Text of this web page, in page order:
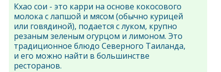
Кхао сои - это карри на основе кокосового
молока с лапшой и мясом (обычно курицей
или говядиной), подается с луком, крупно
резаным зеленым огурцом и лимоном. Это
традиционное блюдо Северного Таиланда,
и его можно найти в большинстве
ресторанов.